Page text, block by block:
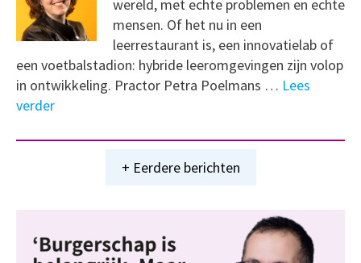
wereld, met echte problemen en echte
mensen. Of het nu in een
leerrestaurant is, een innovatielab of
een voetbalstadion: hybride leeromgevingen zijn volop
in ontwikkeling. Practor Petra Poelmans … Lees
verder
+ Eerdere berichten